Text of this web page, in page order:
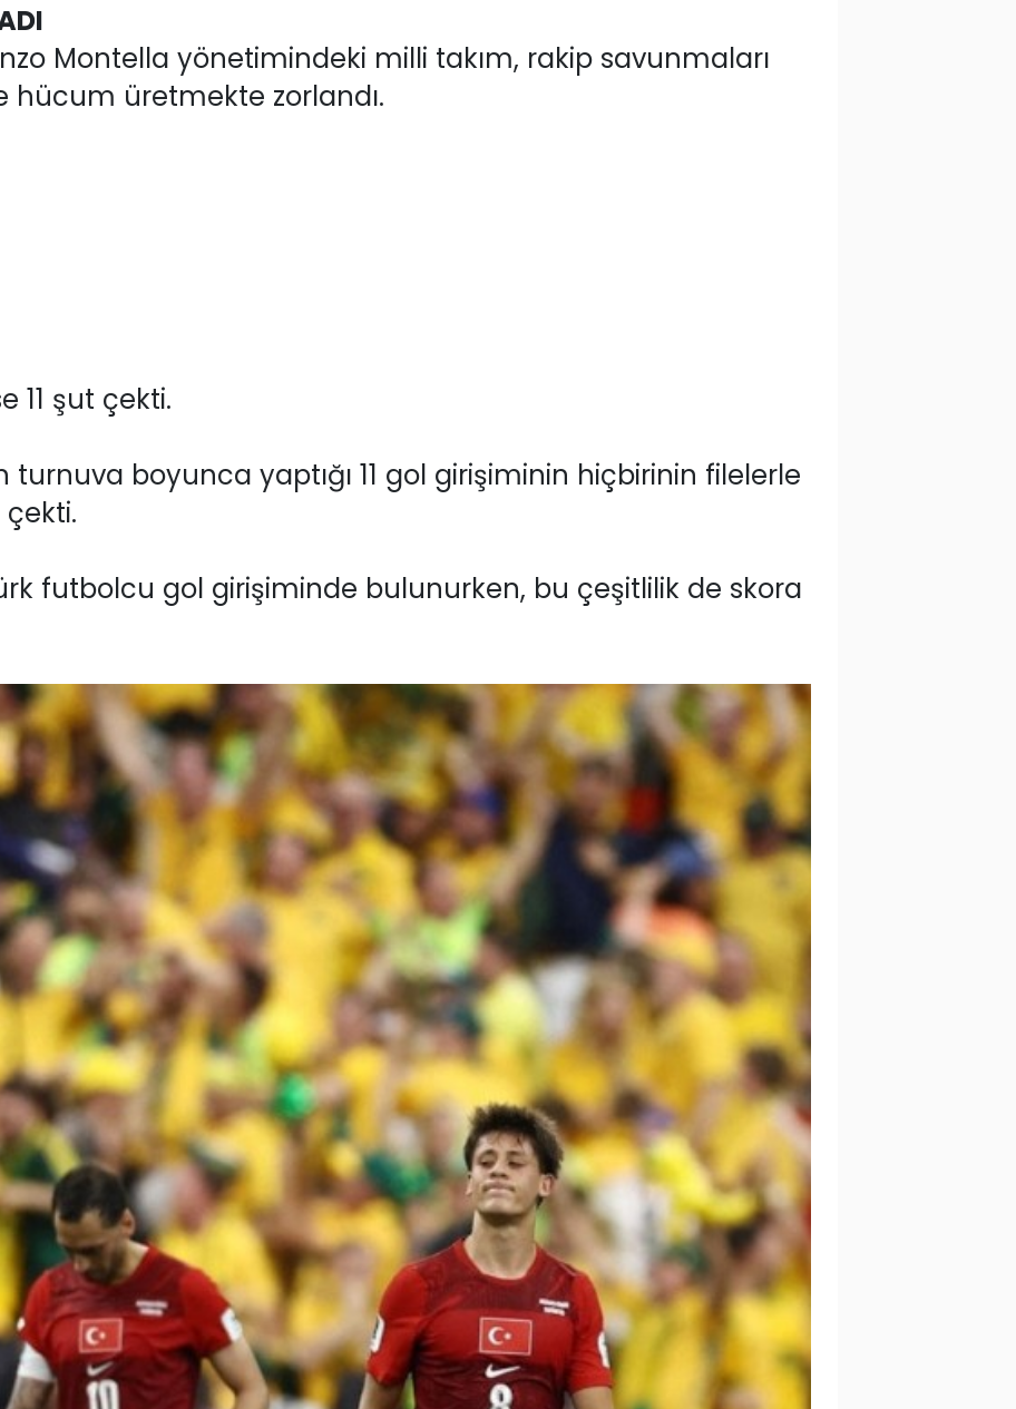
Montella yönetimindeki milli takım, rakip savunmaları
hücum üretmekte zorlandı.
11 şut çekti.
turnuva boyunca yaptığı 11 gol girişiminin hiçbirinin filelerle
futbolcu gol girişiminde bulunurken, bu çeşitlilik de skora